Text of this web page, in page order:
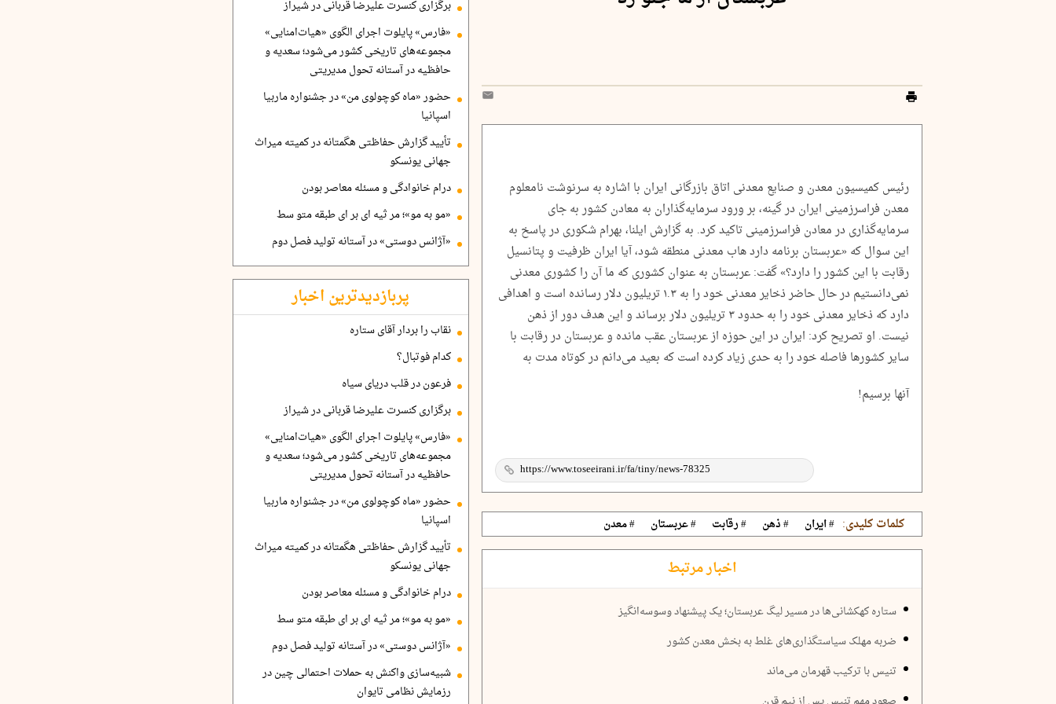
رئیس کمیسیون معدن و صنایع معدنی اتاق بازرگانی ایران با اشاره به سرنوشت نامعلوم
معدن فراسرزمینی ایران در گینه، بر ورود سرمایه‌گذاران به معادن کشور به جای
سرمایه‌گذاری در معادن فراسرزمینی تاکید کرد. به گزارش ایلنا، بهرام شکوری در پاسخ به
این سوال که «عربستان برنامه دارد هاب معدنی منطقه شود، آیا ایران ظرفیت و پتانسیل
رقابت با این کشور را دارد؟» گفت: عربستان به عنوان کشوری که ما آن را کشوری معدنی
نمی‌دانستیم در حال حاضر ذخایر معدنی خود را به ۱.۳ تریلیون دلار رسانده است و اهدافی
دارد که ذخایر معدنی خود را به حدود ۳ تریلیون دلار برساند و این هدف دور از ذهن
نیست. او تصریح کرد: ایران در این حوزه از عربستان عقب مانده و عربستان در رقابت با
سایر کشورها فاصله خود را به حدی زیاد کرده است که بعید می‌دانم در کوتاه مدت به
آنها برسیم!
کلمات کلیدی: # ایران # ذهن # رقابت # عربستان # معدن
اخبار مرتبط
ستاره کهکشانی‌ها در مسیر لیگ عربستان؛ یک پیشنهاد وسوسه‌انگیز
ضربه مهلک سیاستگذاری‌های غلط به بخش معدن کشور
تنیس با ترکیب قهرمان می‌ماند
برگزاری کنسرت علیرضا قربانی در شیراز
«فارس» پایلوت اجرای الگوی «هیات‌امنایی»
مجموعه‌های تاریخی کشور می‌شود؛ سعدیه و
حافظیه در آستانه تحول مدیریتی
حضور «ماه کوچولوی من» در جشنواره ماربیا
اسپانیا
تأیید گزارش حفاظتی هگمتانه در کمیته میراث
جهانی یونسکو
درام خانوادگی و مسئله معاصر بودن
«مو به مو»؛ مر ثیه ای بر ای طبقه متو سط
«آژانس دوستی» در آستانه تولید فصل دوم
پربازدیدترین اخبار
نقاب را بردار آقای ستاره
کدام فوتبال؟
فرعون در قلب دریای سیاه
برگزاری کنسرت علیرضا قربانی در شیراز
«فارس» پایلوت اجرای الگوی «هیات‌امنایی»
مجموعه‌های تاریخی کشور می‌شود؛ سعدیه و
حافظیه در آستانه تحول مدیریتی
حضور «ماه کوچولوی من» در جشنواره ماربیا
اسپانیا
تأیید گزارش حفاظتی هگمتانه در کمیته میراث
جهانی یونسکو
درام خانوادگی و مسئله معاصر بودن
«مو به مو»؛ مر ثیه ای بر ای طبقه متو سط
«آژانس دوستی» در آستانه تولید فصل دوم
شبیه‌سازی واکنش به حملات احتمالی چین در
رزمایش نظامی تایوان